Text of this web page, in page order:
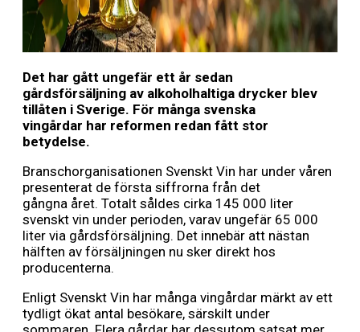
Det har gått ungefär ett år sedan
gårdsförsäljning av alkoholhaltiga drycker blev
tillåten i Sverige. För många svenska
vingårdar har reformen redan fått stor
betydelse.
Branschorganisationen Svenskt Vin har under våren
presenterat de första siffrorna från det
gångna året. Totalt såldes cirka 145 000 liter
svenskt vin under perioden, varav ungefär 65 000
liter via gårdsförsäljning. Det innebär att nästan
hälften av försäljningen nu sker direkt hos
producenterna.
Enligt Svenskt Vin har många vingårdar märkt av ett
tydligt ökat antal besökare, särskilt under